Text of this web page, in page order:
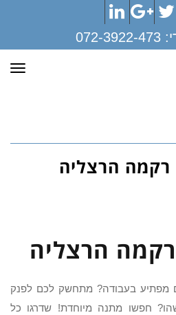
Twitter
Google+
LinkedIn
072-3922-473
הרצליה
הרצליה
מפתיע בעבודה? מתחשק לכם לפנק
חפשו מתנה מיוחדת! שדרגו כל